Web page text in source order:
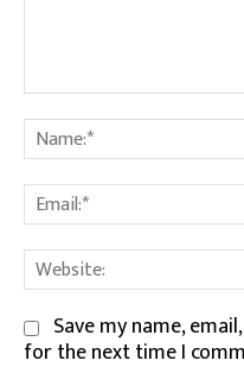
Comment:
Save my name,
for the next time I